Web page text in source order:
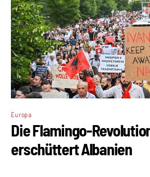
Europa
Die Flamingo-
erschüttert Albanien